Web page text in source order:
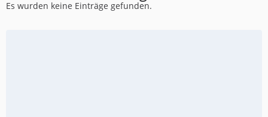
Es wurden keine Einträge gefunden.